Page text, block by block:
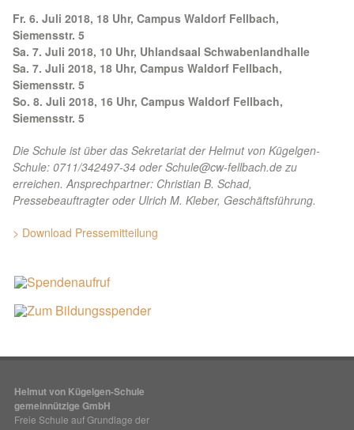
Fr. 6. Juli 2018, 18 Uhr, Campus Waldorf Fellbach,
Siemensstr. 5
Sa. 7. Juli 2018, 10 Uhr, Uhlandsaal Schwabenlandhalle
Sa. 7. Juli 2018, 18 Uhr, Campus Waldorf Fellbach,
Siemensstr. 5
So. 8. Juli 2018, 16 Uhr, Campus Waldorf Fellbach,
Siemensstr. 5
Die Schule ist über das Sekretariat der Helmut von Kügelgen-
Schule: 0711/342497-34 oder Schule@cw-fellbach.de zu
erreichen. Ansprechpartner: Christian B. Schad,
Pressebeauftragter oder Ulrich M. Kleber, Geschäftsführung.
> Download Pressemitteilung
Helmut von Kügelgen-Schule
gemeinnützige GmbH
Freie Schule auf Grundlage der